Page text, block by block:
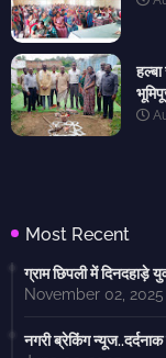
Most Recent
ग्राम छिपली में दिनदहाड़े
November 02, 2025
नगरी ब्रेकिंग